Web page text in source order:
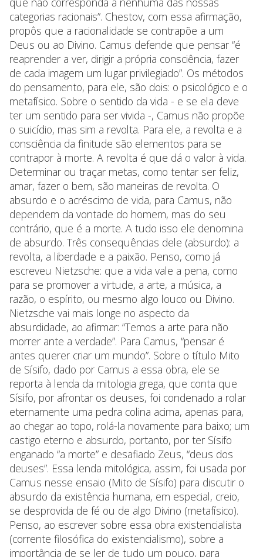
categorias racionais”. Chestov, com essa afirmação,
propôs que a racionalidade se contrapõe a um
Deus ou ao Divino. Camus defende que pensar “é
reaprender a ver, dirigir a própria consciência, fazer
de cada imagem um lugar privilegiado”. Os métodos
do pensamento, para ele, são dois: o psicológico e o
metafísico. Sobre o sentido da vida - e se ela deve
ter um sentido para ser vivida -, Camus não propõe
o suicídio, mas sim a revolta. Para ele, a revolta e a
consciência da finitude são elementos para se
contrapor à morte. A revolta é que dá o valor à vida.
Determinar ou traçar metas, como tentar ser feliz,
amar, fazer o bem, são maneiras de revolta. O
absurdo e o acréscimo de vida, para Camus, não
dependem da vontade do homem, mas do seu
contrário, que é a morte. A tudo isso ele denomina
de absurdo. Três consequências dele (absurdo): a
revolta, a liberdade e a paixão. Penso, como já
escreveu Nietzsche: que a vida vale a pena, como
para se promover a virtude, a arte, a música, a
razão, o espírito, ou mesmo algo louco ou Divino.
Nietzsche vai mais longe no aspecto da
absurdidade, ao afirmar: “Temos a arte para não
morrer ante a verdade”. Para Camus, “pensar é
antes querer criar um mundo”. Sobre o título Mito
de Sísifo, dado por Camus a essa obra, ele se
reporta à lenda da mitologia grega, que conta que
Sísifo, por afrontar os deuses, foi condenado a rolar
eternamente uma pedra colina acima, apenas para,
ao chegar ao topo, rolá-la novamente para baixo; um
castigo eterno e absurdo, portanto, por ter Sísifo
enganado “a morte” e desafiado Zeus, “deus dos
deuses”. Essa lenda mitológica, assim, foi usada por
Camus nesse ensaio (Mito de Sísifo) para discutir o
absurdo da existência humana, em especial, creio,
se desprovida de fé ou de algo Divino (metafísico).
Penso, ao escrever sobre essa obra existencialista
(corrente filosófica do existencialismo), sobre a
importância de se ler de tudo um pouco, para